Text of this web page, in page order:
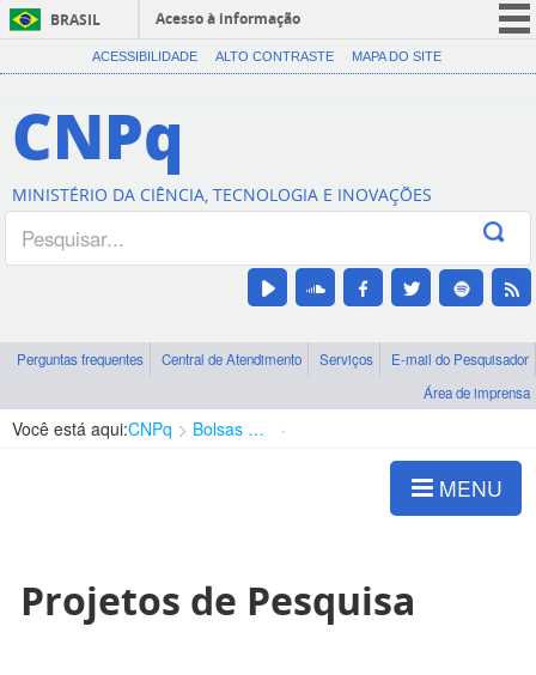
BRASIL
Acesso à informação
CORONAVÍRUS (COVID-19)
Canais
ACESSIBILIDADE ALTO CONTRASTE MAPA DO SITE
CNPq
MINISTÉRIO DA CIÊNCIA, TECNOLOGIA E INOVAÇÕES
Perguntas frequentes Central de Atendimento Serviços
E-mail do Pesquisador
Área de imprensa
Você está aqui:CNPq Bolsas e Auxílios Vigentes
MENU
Projetos de Pesquisa